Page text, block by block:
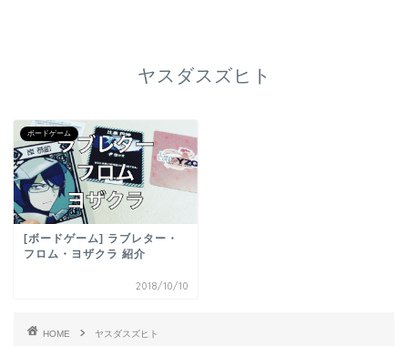
ヤスダスズヒト
ボードゲーム
[ボードゲーム] ラブレター・
フロム・ヨザクラ 紹介
2018/10/10
HOME ヤスダスズヒト